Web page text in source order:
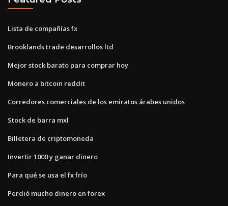
Lista de compañías fx
Brooklands trade desarrollos ltd
Mejor stock barato para comprar hoy
Monero a bitcoin reddit
Corredores comerciales de los emiratos árabes unidos
Stock de barra mxl
Billetera de criptomoneda
Invertir 1000 y ganar dinero
Para qué se usa el fx frío
Perdió mucho dinero en forex